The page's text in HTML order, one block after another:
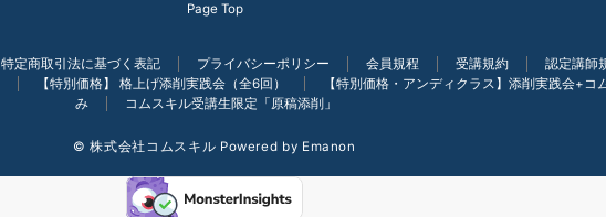
Page Top
特定商取引法に基づく表記 プライバシーポリシー 会員規程 受講規約 認定講師
【特別価格】 格上げ添削実践会（全6回）
【特別価格・アンディクラス】添削実践会+
み
コムスキル受講生限定「原稿添削」
© 株式会社コムスキル Powered by Emanon